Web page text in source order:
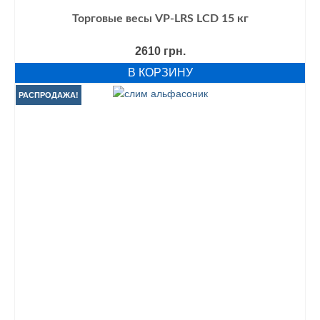
Торговые весы VP-LRS LCD 15 кг
2610 грн.
В КОРЗИНУ
РАСПРОДАЖА!